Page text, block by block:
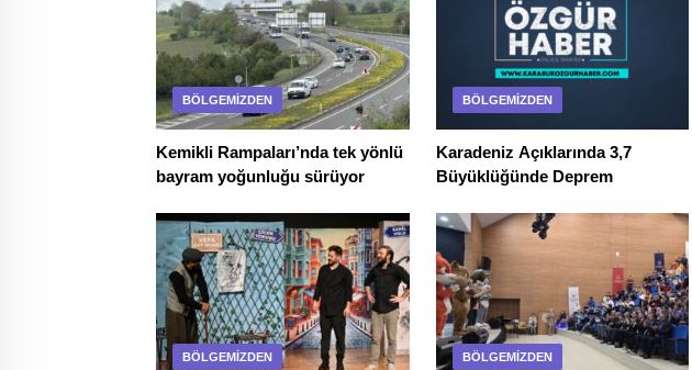
BÖLGEMIZDEN
Kemikli Rampaları’nda tek yönlü
bayram yoğunluğu sürüyor
BÖLGEMIZDEN
Karadeniz Açıklarında 3,7
Büyüklüğünde Deprem
BÖLGEMIZDEN BÖLGEMIZDEN